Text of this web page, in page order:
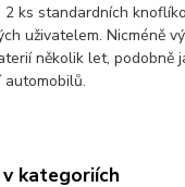
ks standardních
uživatelem. Nicméně
několik let, podobně
automobilů.
kategoriích